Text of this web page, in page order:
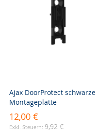
Ajax DoorProtect schwarze
Montageplatte
12,00 €
9,92 €